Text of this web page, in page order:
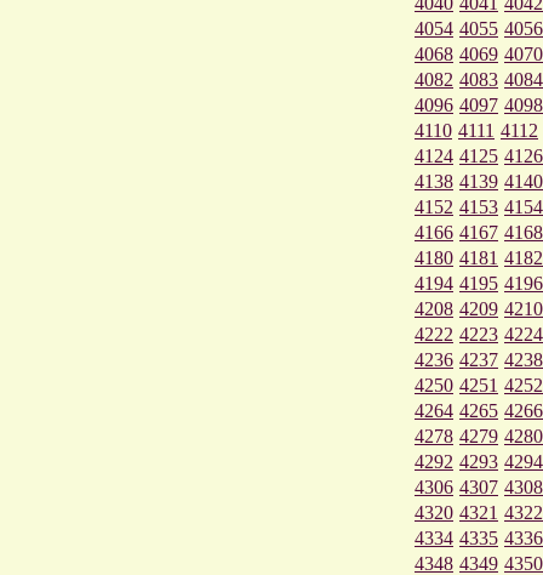
4054 4055 4056
4068 4069 4070
4082 4083 4084
4096 4097 4098
4110 4111 4112
4124 4125 4126
4138 4139 4140
4152 4153 4154
4166 4167 4168
4180 4181 4182
4194 4195 4196
4208 4209 4210
4222 4223 4224
4236 4237 4238
4250 4251 4252
4264 4265 4266
4278 4279 4280
4292 4293 4294
4306 4307 4308
4320 4321 4322
4334 4335 4336
4348 4349 4350